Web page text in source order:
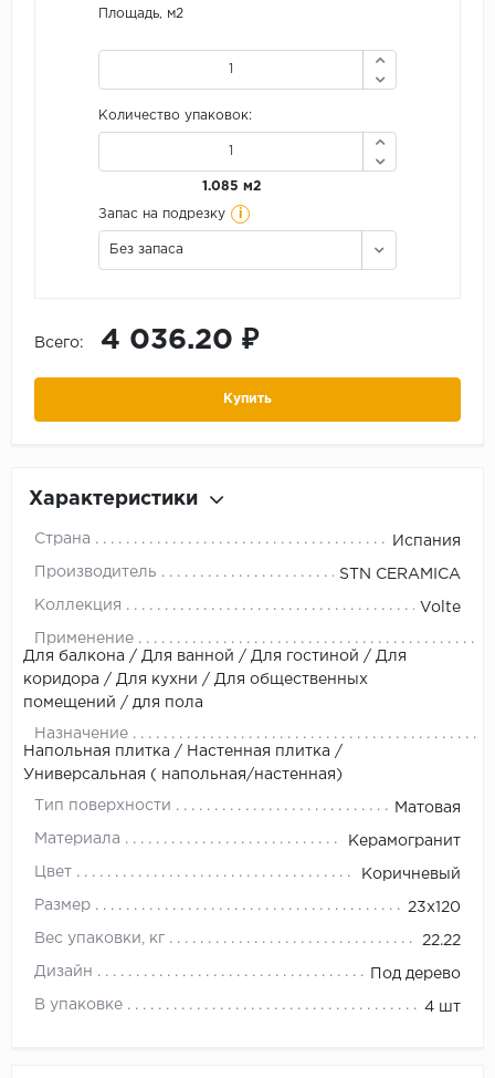
Площадь, м2
Количество упаковок:
1.085 м2
Запас на подрезку i
Без запаса
Всего: 4 036.20 ₽
Купить
Характеристики
Страна Испания
Производитель STN CERAMICA
Коллекция Volte
Применение
Для балкона / Для ванной / Для гостиной / Для
коридора / Для кухни / Для общественных
помещений / для пола
Назначение
Напольная плитка / Настенная плитка /
Универсальная ( напольная/настенная)
Тип поверхности Матовая
Материала Керамогранит
Цвет Коричневый
Размер 23x120
Вес упаковки, кг 22.22
Дизайн Под дерево
В упаковке 4 шт